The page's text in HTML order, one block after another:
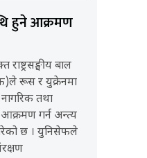
हुने आक्रमण
बाल
रूस र युक्रेनमा
तथा
आक्रमण गर्न अन्त्य
छ । युनिसेफले